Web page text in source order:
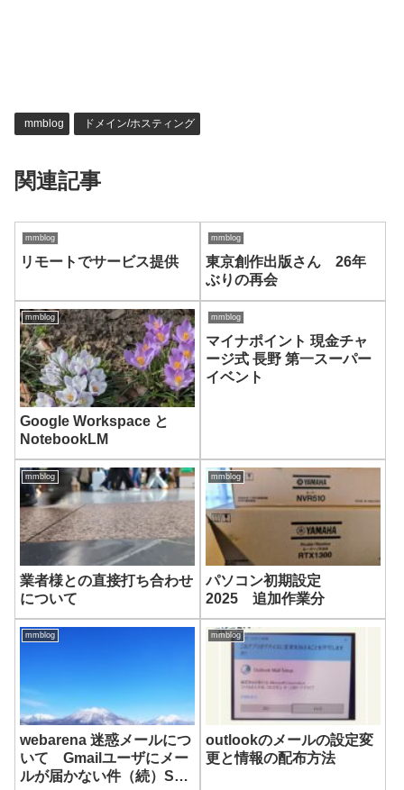
mmblog ドメイン/ホスティング
関連記事
mmblog
リモートでサービス提供
mmblog
東京創作出版さん 26年
ぶりの再会
mmblog
Google Workspace と
NotebookLM
mmblog
マイナポイント 現金チャ
ージ式 長野 第一スーパー
イベント
mmblog
業者様との直接打ち合わせ
について
mmblog
パソコン初期設定
2025 追加作業分
mmblog
webarena 迷惑メールにつ
いて Gmailユーザにメー
ルが届かない件（続）SPF
mmblog
outlookのメールの設定変
更と情報の配布方法